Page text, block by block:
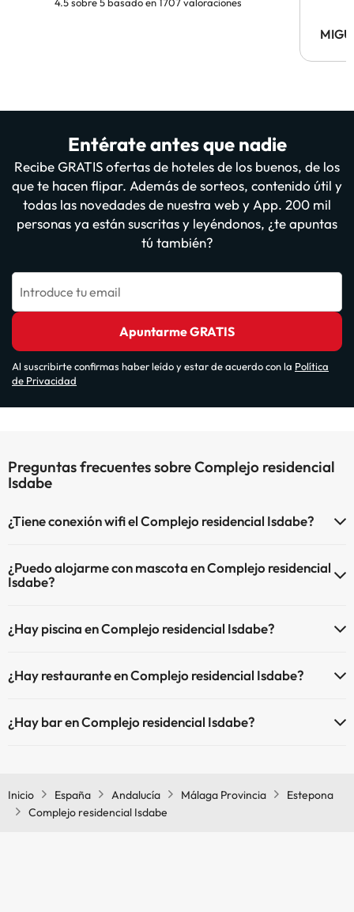
Entérate antes que nadie
Recibe GRATIS ofertas de hoteles de los buenos, de los
que te hacen flipar. Además de sorteos, contenido útil y
todas las novedades de nuestra web y App. 200 mil
personas ya están suscritas y leyéndonos, ¿te apuntas
tú también?
Introduce tu email
Apuntarme GRATIS
Al suscribirte confirmas haber leído y estar de acuerdo con la Política
de Privacidad
Preguntas frecuentes sobre Complejo residencial
Isdabe
¿Tiene conexión wifi el Complejo residencial Isdabe?
¿Puedo alojarme con mascota en Complejo residencial
Isdabe?
¿Hay piscina en Complejo residencial Isdabe?
de pago) Aquí tienes más info sobre la piscina y otras instalaciones.
¿Hay restaurante en Complejo residencial Isdabe?
¿Hay bar en Complejo residencial Isdabe?
Inicio España Andalucía Málaga Provincia
Estepona
Complejo residencial Isdabe